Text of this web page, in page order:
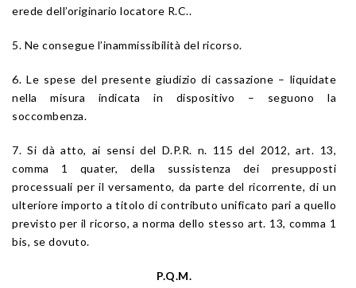
erede dell’originario locatore R.C..
5. Ne consegue l’inammissibilità del ricorso.
6. Le spese del presente giudizio di cassazione – liquidate
nella misura indicata in dispositivo – seguono la
soccombenza.
7. Si dà atto, ai sensi del D.P.R. n. 115 del 2012, art. 13,
comma 1 quater, della sussistenza dei presupposti
processuali per il versamento, da parte del ricorrente, di un
ulteriore importo a titolo di contributo unificato pari a quello
previsto per il ricorso, a norma dello stesso art. 13, comma 1
bis, se dovuto.
P.Q.M.